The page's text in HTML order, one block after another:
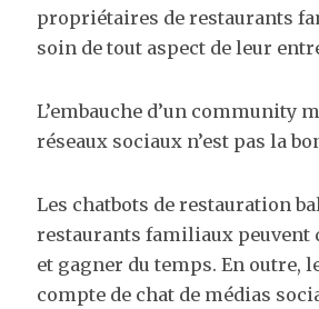
propriétaires de restaurants
soin de tout aspect de leur
L’embauche d’un community
réseaux sociaux n’est pas la
Les chatbots de restauration
restaurants familiaux peuvent
et gagner du temps. En outre,
compte de chat de médias